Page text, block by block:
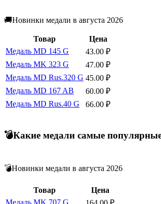
🚚Новинки медали в августа 2026
Товар
Цена
Медаль MD 145 G
43.00 ₽
Медаль MK 323 G
47.00 ₽
Медаль MD Rus.320 G 45.00 ₽
Медаль MD 167 AB
60.00 ₽
Медаль MD Rus.40 G
66.00 ₽
💣Какие медали самые популярные
💣Новинки медали в августа 2026
Товар
Цена
Медаль MK 707 G